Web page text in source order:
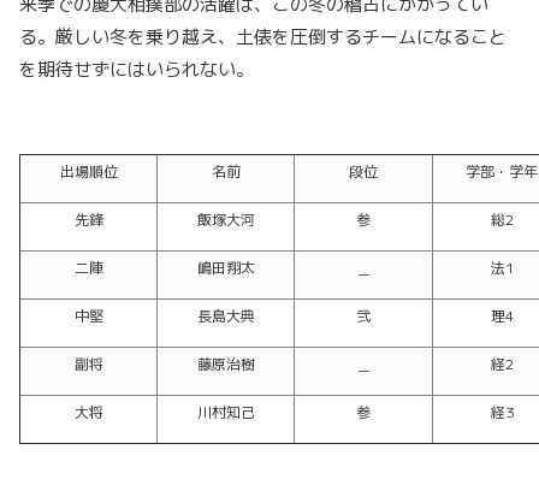
る。厳しい冬を乗り越え、土俵を圧倒するチームになること
を期待せずにはいられない。
出場順位 名前 段位 学部・学年
先鋒 飯塚大河 参 総2
二陣 嶋田翔太 法1
中堅 長島大典 弐 理4
副将 藤原治樹 経2
大将 川村知己 参 経3